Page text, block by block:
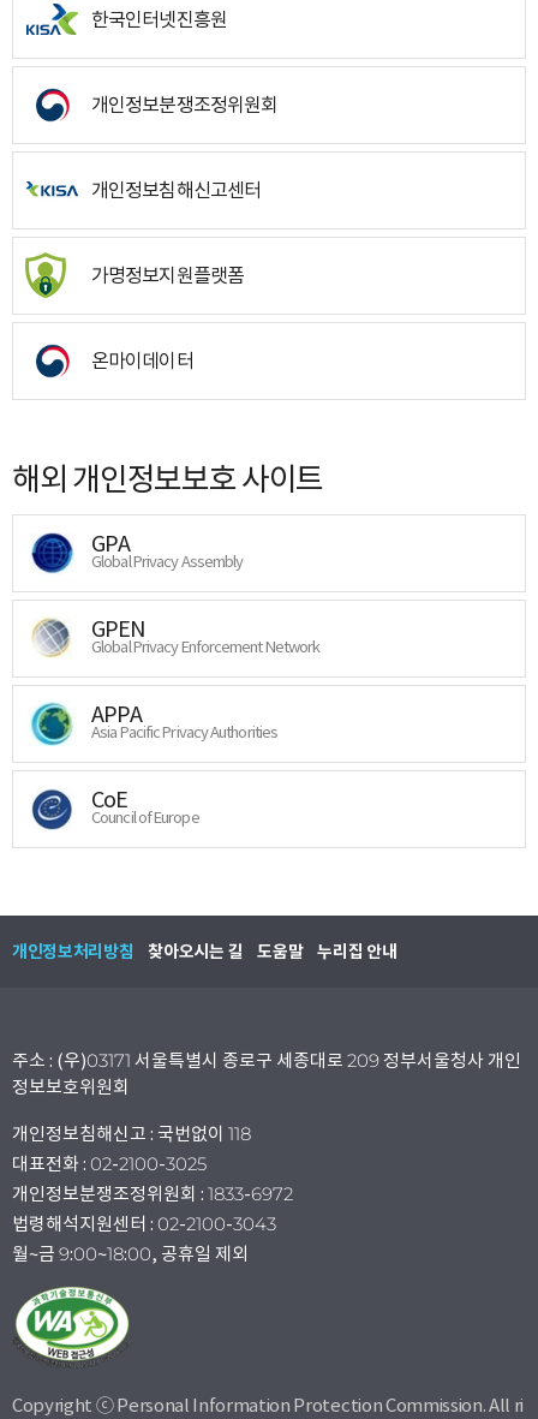
한국인터넷진흥원
개인정보분쟁조정위원회
개인정보침해신고센터
가명정보지원플랫폼
온마이데이터
해외 개인정보보호 사이트
GPA
Global Privacy Assembly
GPEN
Global Privacy Enforcement Network
APPA
Asia Pacific Privacy Authorities
CoE
Council of Europe
개인정보처리방침 찾아오시는 길 도움말 누리집 안내
주소 : (우)03171 서울특별시 종로구 세종대로 209 정부서울청사 개인
정보보호위원회
개인정보침해신고 : 국번없이 118
대표전화 : 02-2100-3025
개인정보분쟁조정위원회 : 1833-6972
법령해석지원센터 : 02-2100-3043
월~금 9:00~18:00, 공휴일 제외
Copyright ⓒ Personal Information Protection Commission. All ri